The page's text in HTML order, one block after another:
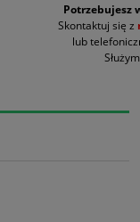
Potrzebujesz
Skontaktuj się z
lub